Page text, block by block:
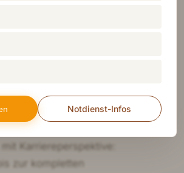
d) Arnsberg-Huesten
oder Teilzeit
Karriereperspektive:
zur kompletten
Notdienst-Infos